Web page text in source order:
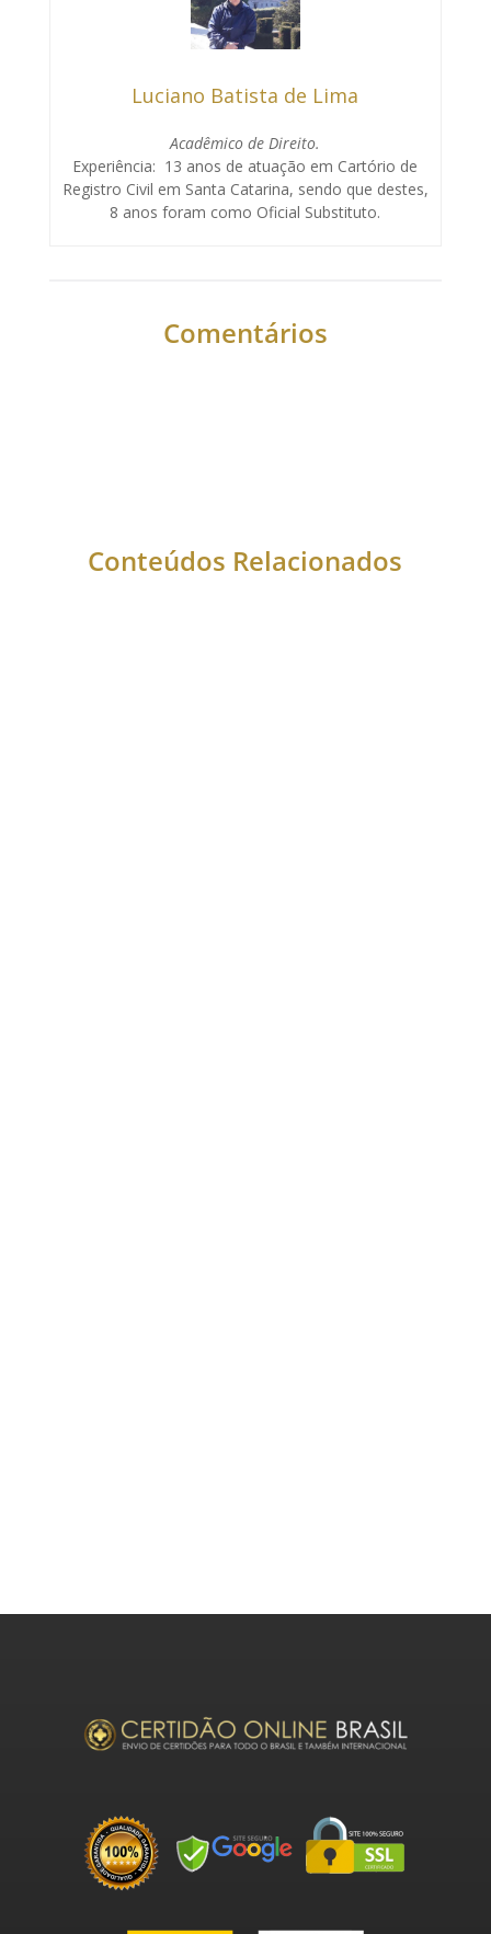
Luciano Batista de Lima
Acadêmico de Direito.
Experiência: 13 anos de atuação em Cartório de
Registro Civil em Santa Catarina, sendo que destes,
8 anos foram como Oficial Substituto.
Comentários
Conteúdos Relacionados